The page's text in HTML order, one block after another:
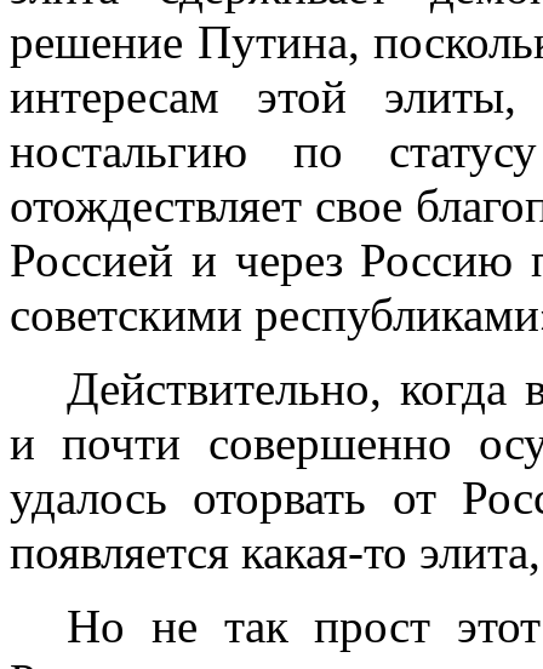
решение Путина,
интересам этой
ностальгию по
отождествляет свое
Россией и через
советскими
Действительно, когда
и почти совершенно
удалось оторвать от
появляется какая-то
Но не так прост